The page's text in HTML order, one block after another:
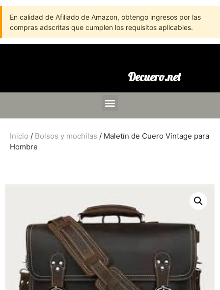
En calidad de Afiliado de Amazon, obtengo ingresos por las
compras adscritas que cumplen los requisitos aplicables.
Decuero.net
Inicio / Bolsos y mochilas / Maletín de Cuero Vintage para
Hombre